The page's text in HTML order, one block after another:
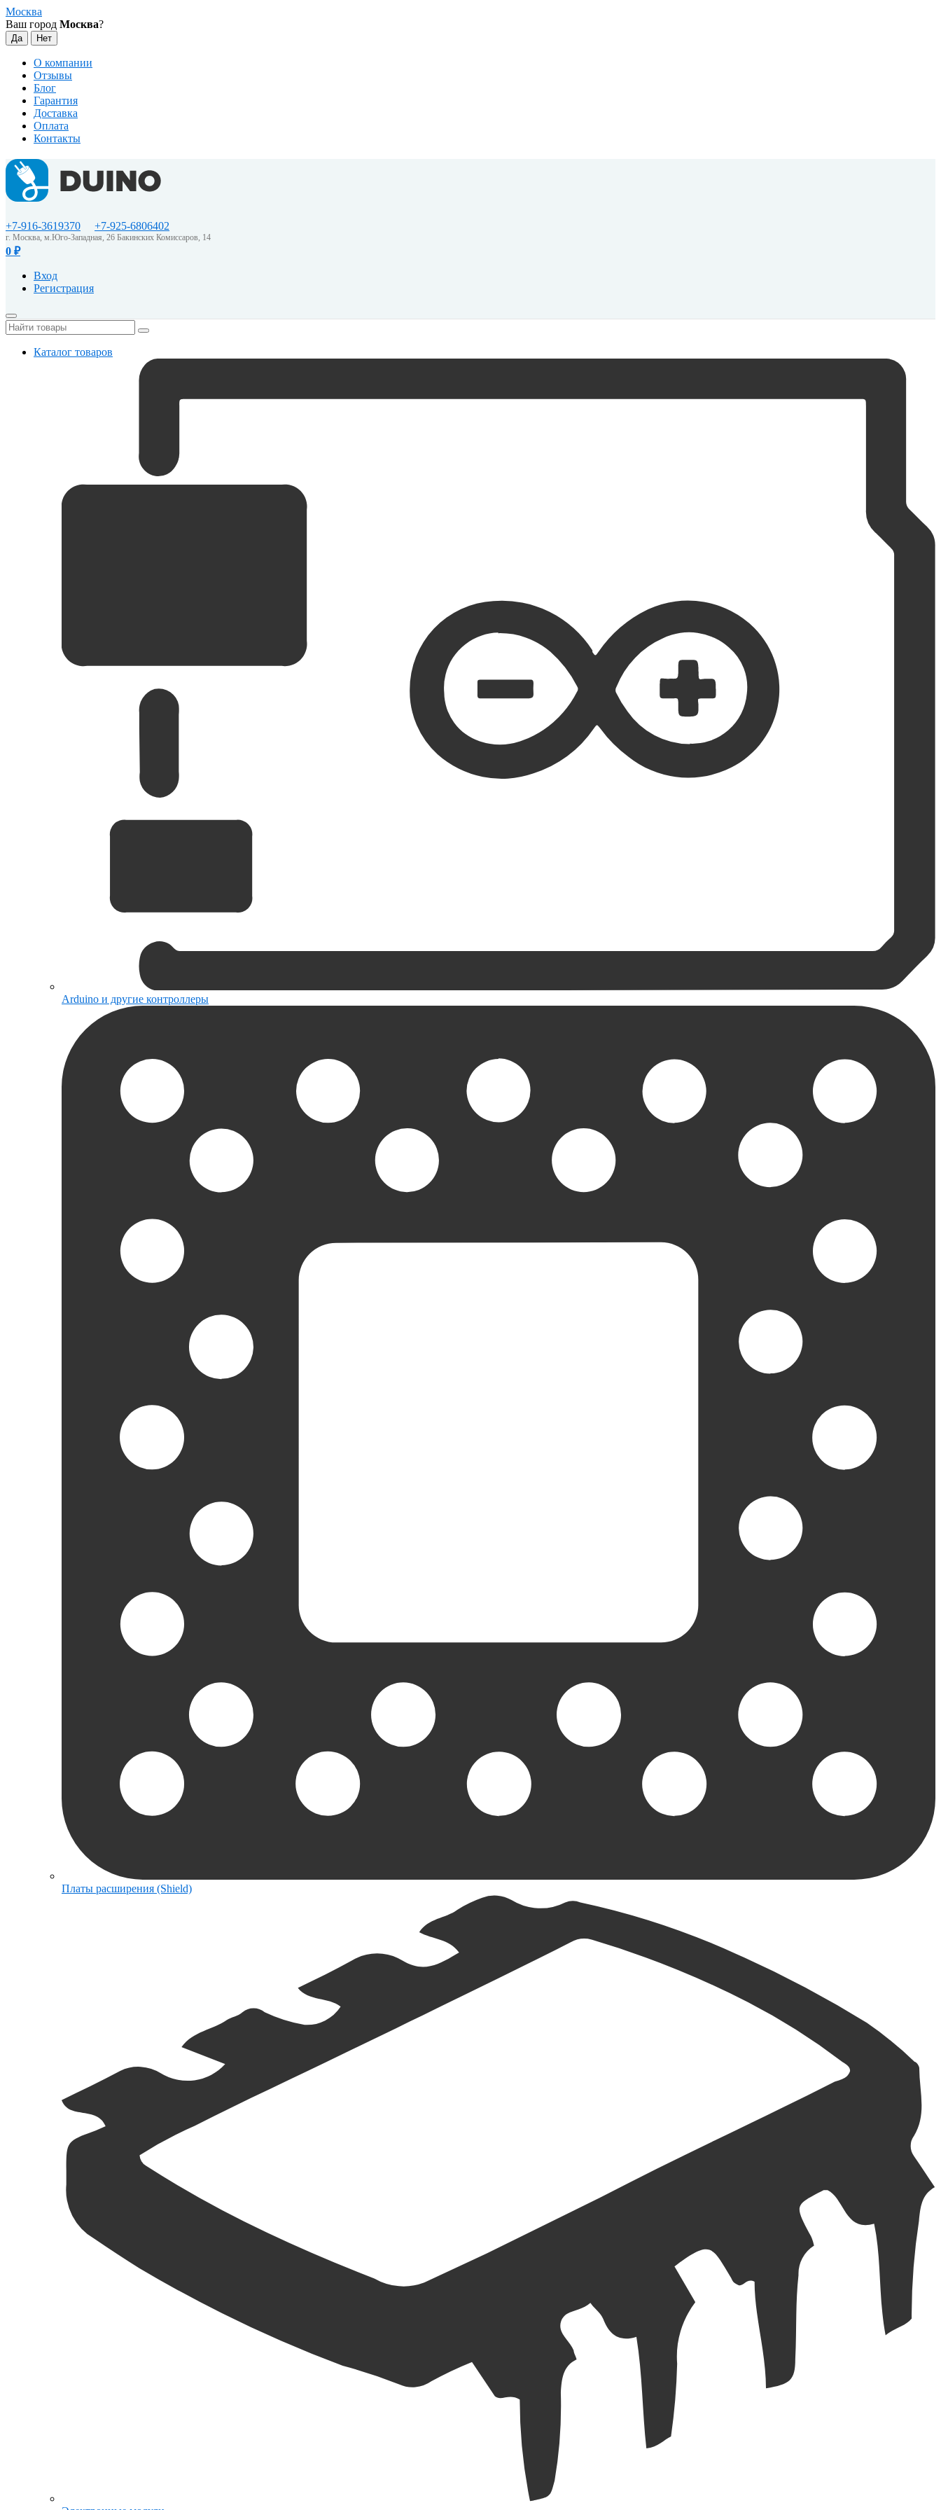
Москва
Ваш город Москва?
О компании
Отзывы
Блог
Гарантия
Доставка
Оплата
Контакты
+7-916-3619370 +7-925-6806402
г. Москва, м.Юго-Западная, 26 Бакинских Комиссаров, 14
0 ₽
Вход
Регистрация
Каталог товаров
Arduino и другие контроллеры
Платы расширения (Shield)